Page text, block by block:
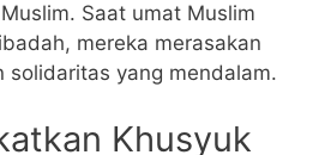
Saat umat Muslim
mereka merasakan
solidaritas yang mendalam.
Khusyuk